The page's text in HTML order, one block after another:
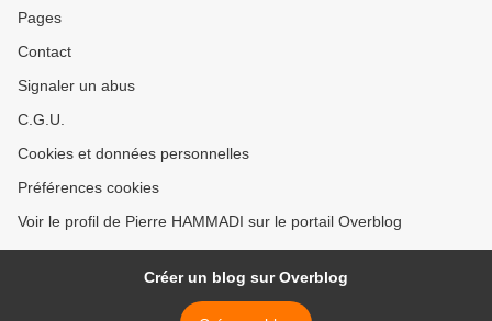
Pages
Contact
Signaler un abus
C.G.U.
Cookies et données personnelles
Préférences cookies
Voir le profil de Pierre HAMMADI sur le portail Overblog
Créer un blog sur Overblog